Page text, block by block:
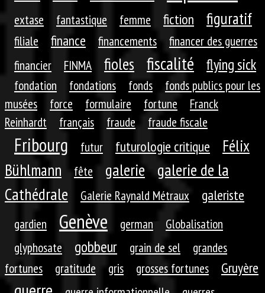
extase fantastique femme fiction figuratif
filiale finance financements
financer des guerres
financier
FINMA fioles fiscalité flying sick
fondation fondations fonds
fonds publics pour les
musées
force formulaire fortune
Franck
Reinhardt
français fraude fraude fiscale
Fribourg futur futurologie critique
Félix
Bühlmann
fête galerie
galerie de la
Cathédrale
Galerie Raynald Métraux galeriste
gardien Genève german
Globalisation
glyphosate
gobbeur grain de sel
grandes
fortunes
gratitude gris grosses fortunes Gruyère